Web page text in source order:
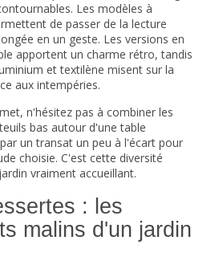
Les modèles à
de passer de la lecture
en un geste. Les versions en
apportent un charme rétro, tandis
et textilène misent sur la
aux intempéries.
n'hésitez pas à combiner les
bas autour d'une table
un transat un peu à l'écart pour
choisie. C'est cette diversité
vraiment accueillant.
: les
malins d'un jardin